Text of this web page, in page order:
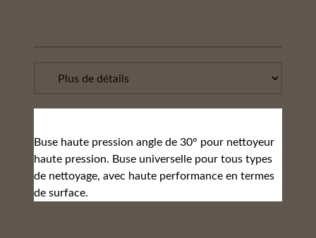
Buse haute pression angle de 30° pour nettoyeur
haute pression. Buse universelle pour tous types
de nettoyage, avec haute performance en termes
de surface.